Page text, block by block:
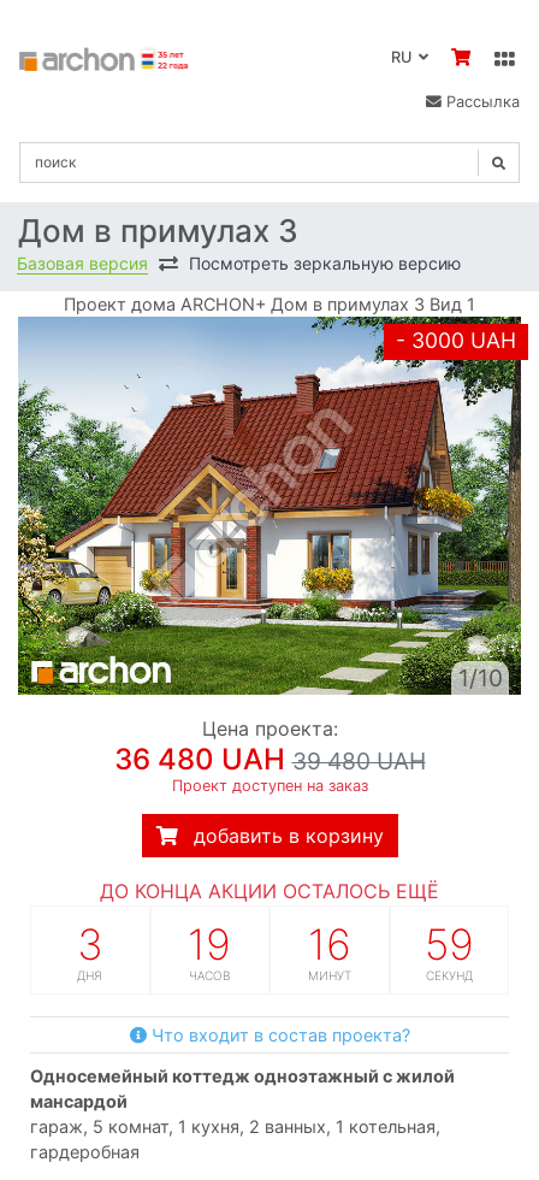
Рассылка
Дом в примулах 3
Базовая версия Посмотреть зеркальную версию
Проект дома ARCHON+ Дом в примулах 3 Вид 1
- 3000 UAH
1/10
Цена проекта:
36 480 UAH39 480 UAH
Проект доступен на заказ
добавить в корзину
ДО КОНЦА АКЦИИ ОСТАЛОСЬ ЕЩЁ
3
ДНЯ
19
ЧАСОВ
16
МИНУТ
58
СЕКУНД
Что входит в состав проекта?
односемейный коттедж одноэтажный с жилой
мансардой
гараж, 5 комнат, 1 кухня, 2 ванных, 1 котельная,
гардеробная